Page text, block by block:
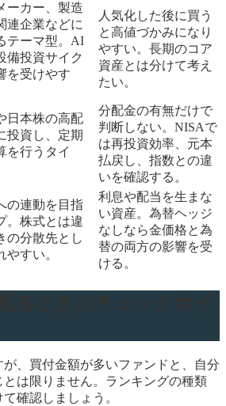
ーカー、製造
連企業などに
テーマ型。AI
備投資サイク
を受けやす
人気化した後に買う
と高値づかみになり
やすい。長期のコア
資産とは分けて考え
たい。
日本株の高配
投資し、定期
を行うタイ
分配金の有無だけで
判断しない。NISAで
は再投資効率、元本
払戻し、指数との違
いを確認する。
の連動を目指
。株式とは違
の分散先とし
やすい。
利息や配当を生まな
い資産。為替ヘッジ
なしなら金価格と為
替の両方の影響を受
ける。
、買付金額が多いファンドと、自分
は限りません。ランキングの種類
確認しましょう。